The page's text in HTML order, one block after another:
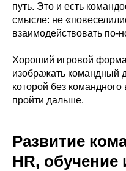
путь. Это и есть
смысле: не
взаимодействовать по-
Хороший игровой
изображать командный
которой без
пройти дальше.
Развитие
HR, обучение